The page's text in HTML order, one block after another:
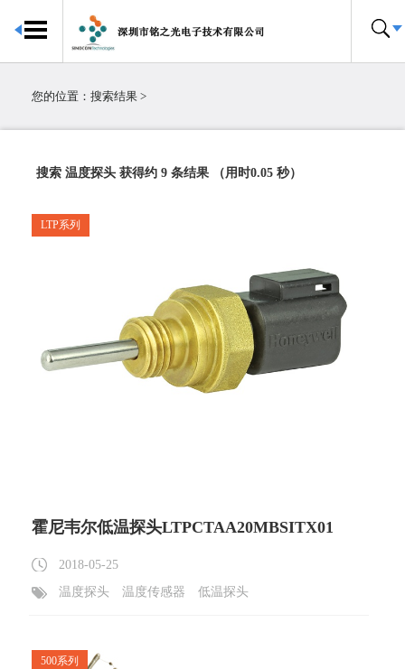
首页
您的位置： 搜索结果 >
搜索 温度探头 获得约 9 条结果 （用时0.05 秒）
LTP系列
霍尼韦尔低温探头LTPCTAA20MBSITX01
2018-05-25
温度探头
温度传感器 低温探头
500系列